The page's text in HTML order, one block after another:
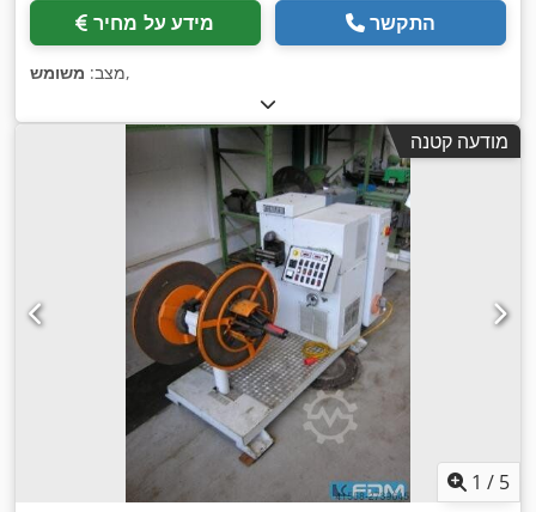
מידע על מחיר התקשר
מצב: משומש ,
מודעה קטנה
1 / 5